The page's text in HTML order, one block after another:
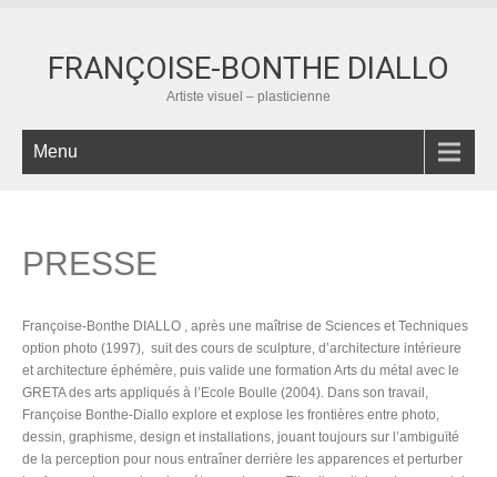
FRANÇOISE-BONTHE DIALLO
Artiste visuel – plasticienne
Menu
PRESSE
Françoise-Bonthe DIALLO , après une maîtrise de Sciences et Techniques
option photo (1997), suit des cours de sculpture, d’architecture intérieure
et architecture éphémère, puis valide une formation Arts du métal avec le
GRETA des arts appliqués à l’Ecole Boulle (2004). Dans son travail,
Françoise Bonthe-Diallo explore et explose les frontières entre photo,
dessin, graphisme, design et installations, jouant toujours sur l’ambiguïté
de la perception pour nous entraîner derrière les apparences et perturber